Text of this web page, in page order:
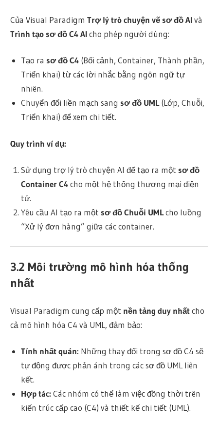
Của Visual ParadigmTrợ lý trò chuyện vẽ sơ đồ AIvà
Trình tạo sơ đồ C4 AIcho phép người dùng:
Tạo ra sơ đồ C4(Bối cảnh, Container, Thành phần,
Triển khai) từ các lời nhắc bằng ngôn ngữ tự
nhiên.
Chuyển đổi liền mạch sang sơ đồ UML(Lớp, Chuỗi,
Triển khai) để xem chi tiết.
Quy trình ví dụ:
Sử dụng trợ lý trò chuyện AI để tạo ra một sơ đồ
Container C4cho một hệ thống thương mại điện
tử.
Yêu cầu AI tạo ra một sơ đồ Chuỗi UMLcho luồng
“Xử lý đơn hàng” giữa các container.
3.2Môi trường mô hình hóa thống
nhất
Visual Paradigm cung cấp một nền tảng duy nhấtcho
cả mô hình hóa C4 và UML, đảm bảo:
Tính nhất quán: Những thay đổi trong sơ đồ C4 sẽ
tự động được phản ánh trong các sơ đồ UML liên
kết.
Hợp tác: Các nhóm có thể làm việc đồng thời trên
kiến trúc cấp cao (C4) và thiết kế chi tiết (UML).